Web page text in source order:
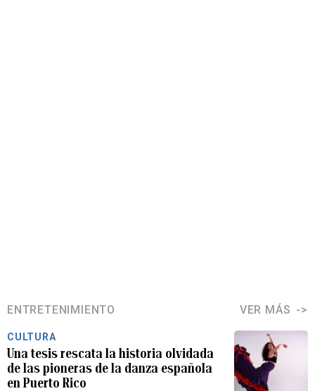
ENTRETENIMIENTO VER MÁS
CULTURA
Una tesis rescata la historia olvidada
de las pioneras de la danza española
en Puerto Rico